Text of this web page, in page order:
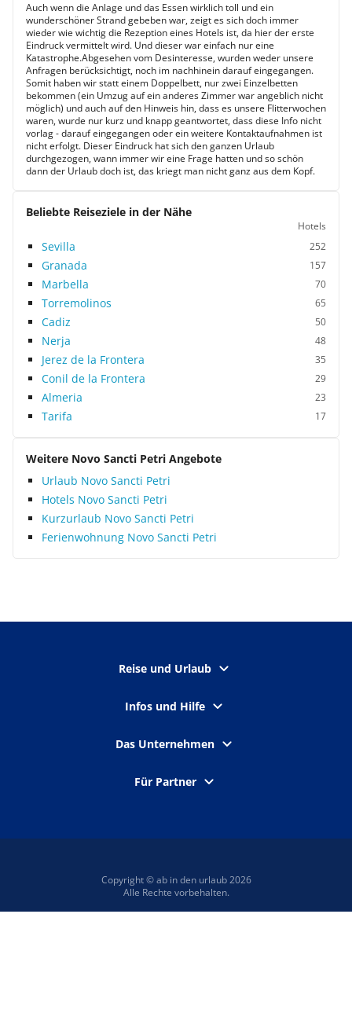
Auch wenn die Anlage und das Essen wirklich toll und ein
wunderschöner Strand gebeben war, zeigt es sich doch immer
wieder wie wichtig die Rezeption eines Hotels ist, da hier der erste
Eindruck vermittelt wird. Und dieser war einfach nur eine
Katastrophe.Abgesehen vom Desinteresse, wurden weder unsere
Anfragen berücksichtigt, noch im nachhinein darauf eingegangen.
Somit haben wir statt einem Doppelbett, nur zwei Einzelbetten
bekommen (ein Umzug auf ein anderes Zimmer war angeblich nicht
möglich) und auch auf den Hinweis hin, dass es unsere Flitterwochen
waren, wurde nur kurz und knapp geantwortet, dass diese Info nicht
vorlag - darauf eingegangen oder ein weitere Kontaktaufnahmen ist
nicht erfolgt. Dieser Eindruck hat sich den ganzen Urlaub
durchgezogen, wann immer wir eine Frage hatten und so schön
dann der Urlaub doch ist, das kriegt man nicht ganz aus dem Kopf.
Beliebte Reiseziele in der Nähe
Hotels
Sevilla 252
Granada 157
Marbella 70
Torremolinos 65
Cadiz 50
Nerja 48
Jerez de la Frontera 35
Conil de la Frontera 29
Almeria 23
Tarifa 17
Weitere Novo Sancti Petri Angebote
Urlaub Novo Sancti Petri
Hotels Novo Sancti Petri
Kurzurlaub Novo Sancti Petri
Ferienwohnung Novo Sancti Petri
Reise und Urlaub
Infos und Hilfe
Das Unternehmen
Für Partner
Copyright © ab in den urlaub 2026
Alle Rechte vorbehalten.